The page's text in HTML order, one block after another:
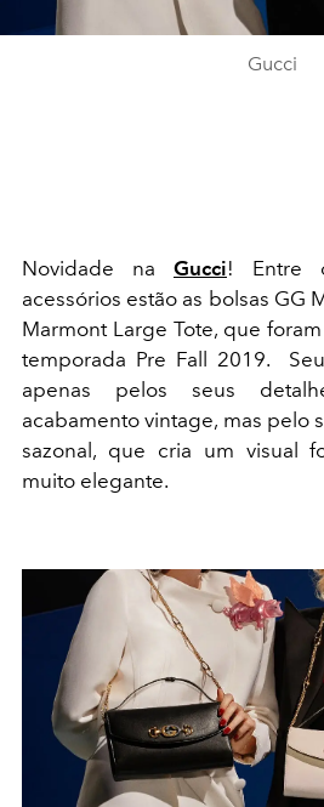
Gucci
Novidade na Gucci! Entre
acessórios estão as bolsas GG
Marmont Large Tote, que
temporada Pre Fall 2019.
apenas pelos seus
acabamento vintage, mas pelo
sazonal, que cria um visual
muito elegante.